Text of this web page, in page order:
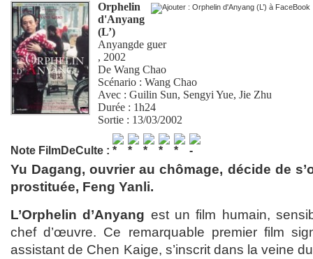
Orphelin
d'Anyang
(L’)
Anyangde guer
, 2002
DeWang Chao
Scénario :Wang Chao
Avec :Guilin Sun, Sengyi Yue,Jie Zhu
Durée : 1h24
Sortie : 13/03/2002
Note FilmDeCulte :
Yu Dagang, ouvrier au chômage, décide de
prostituée, Feng Yanli.
L’Orphelin d’Anyang est un film humain,
chef d’œuvre. Ce remarquable premier film
assistant de Chen Kaige, s’inscrit dans la veine